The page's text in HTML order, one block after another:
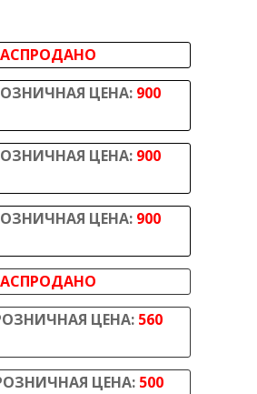
ЦЕНА:900
ЦЕНА:900
ЦЕНА:900
ЦЕНА: 560
ЦЕНА: 500